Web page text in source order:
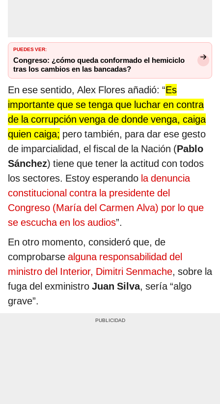
PUEDES VER:
Congreso: ¿cómo queda conformado el hemiciclo
tras los cambios en las bancadas?
En ese sentido, Alex Flores añadió: “Es
importante que se tenga que luchar en contra
de la corrupción venga de donde venga, caiga
quien caiga; pero también, para dar ese gesto
de imparcialidad, el fiscal de la Nación (Pablo
Sánchez) tiene que tener la actitud con todos
los sectores. Estoy esperando la denuncia
constitucional contra la presidente del
Congreso (María del Carmen Alva) por lo que
se escucha en los audios”.
En otro momento, consideró que, de
comprobarse alguna responsabilidad del
ministro del Interior, Dimitri Senmache, sobre la
fuga del exministro Juan Silva, sería “algo
grave”.